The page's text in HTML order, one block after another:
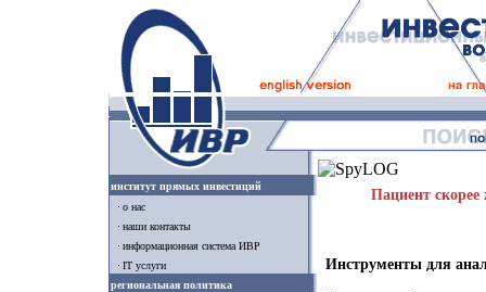
институт прямых инвестиций
о нас
наши контакты
информационная система ИВР
IT услуги
региональная политика
Пациент
Инструменты для